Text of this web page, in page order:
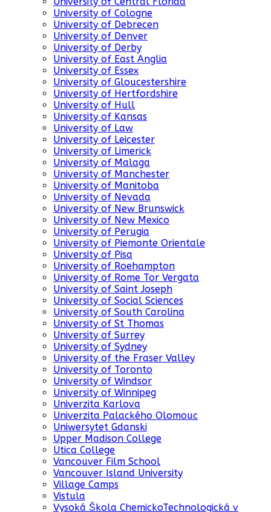
University of Cologne
University of Debrecen
University of Denver
University of Derby
University of East Anglia
University of Essex
University of Gloucestershire
University of Hertfordshire
University of Hull
University of Kansas
University of Law
University of Leicester
University of Limerick
University of Malaga
University of Manchester
University of Manitoba
University of Nevada
University of New Brunswick
University of New Mexico
University of Perugia
University of Piemonte Orientale
University of Pisa
University of Roehampton
University of Rome Tor Vergata
University of Saint Joseph
University of Social Sciences
University of South Carolina
University of St Thomas
University of Surrey
University of Sydney
University of the Fraser Valley
University of Toronto
University of Windsor
University of Winnipeg
Univerzita Karlova
Univerzita Palackého Olomouc
Uniwersytet Gdanski
Upper Madison College
Utica College
Vancouver Film School
Vancouver Island University
Village Camps
Vistula
Vysoká Škola ChemickoTechnologická v